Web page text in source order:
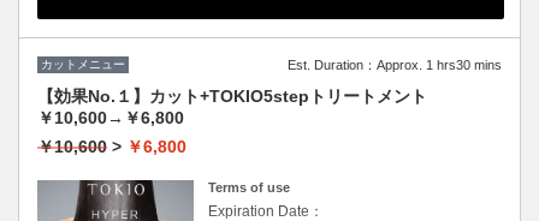
カットメニュー Est. Duration：Approx. 1 hrs30 mins
【効果No.１】カット+TOKIO5stepトリートメント
￥10,600→￥6,800
￥10,600 > ￥6,800
Terms of use
Expiration Date：